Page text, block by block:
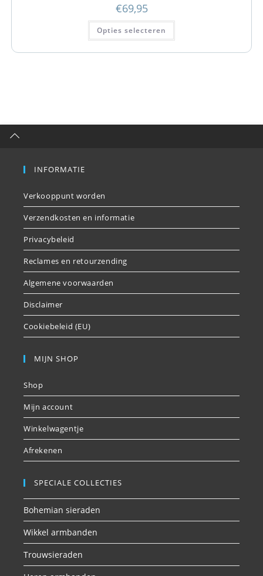
€69,95
Opties selecteren
INFORMATIE
Verkooppunt worden
Verzendkosten en informatie
Privacybeleid
Reclames en retourzending
Algemene voorwaarden
Disclaimer
Cookiebeleid (EU)
MIJN SHOP
Shop
Mijn account
Winkelwagentje
Afrekenen
SPECIALE COLLECTIES
Bohemian sieraden
Wikkel armbanden
Trouwsieraden